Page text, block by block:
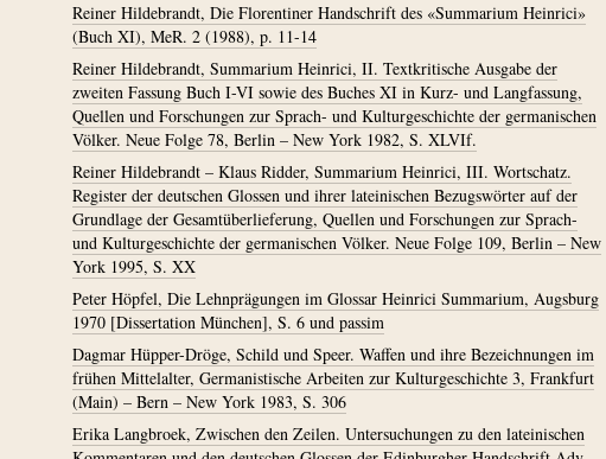
Reiner Hildebrandt, Die Florentiner Handschrift des «Summarium Heinrici»
(Buch XI), MeR. 2 (1988), p. 11-14
Reiner Hildebrandt, Summarium Heinrici, II. Textkritische Ausgabe der
zweiten Fassung Buch I-VI sowie des Buches XI in Kurz- und Langfassung,
Quellen und Forschungen zur Sprach- und Kulturgeschichte der germanischen
Völker. Neue Folge 78, Berlin – New York 1982, S. XLVIf.
Reiner Hildebrandt – Klaus Ridder, Summarium Heinrici, III. Wortschatz.
Register der deutschen Glossen und ihrer lateinischen Bezugswörter auf der
Grundlage der Gesamtüberlieferung, Quellen und Forschungen zur Sprach-
und Kulturgeschichte der germanischen Völker. Neue Folge 109, Berlin – New
York 1995, S. XX
Peter Höpfel, Die Lehnprägungen im Glossar Heinrici Summarium, Augsburg
1970 [Dissertation München], S. 6 und passim
Dagmar Hüpper-Dröge, Schild und Speer. Waffen und ihre Bezeichnungen im
frühen Mittelalter, Germanistische Arbeiten zur Kulturgeschichte 3, Frankfurt
(Main) – Bern – New York 1983, S. 306
Erika Langbroek, Zwischen den Zeilen. Untersuchungen zu den lateinischen